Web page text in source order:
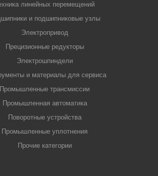
линейных перемещений
и подшипниковые узлы
Электропривод
Прецизионные редукторы
Электрошпиндели
и материалы для сервиса
Промышленные трансмиссии
Промышленная автоматика
Поворотные устройства
Промышленные уплотнения
Прочие категории